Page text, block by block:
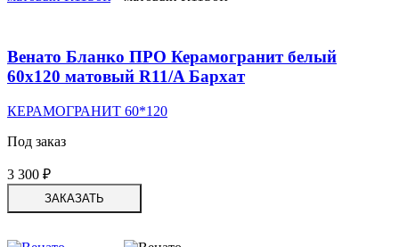
Венато Бланко ПРО Керамогранит белый
60х120 матовый R11/A Бархат
КЕРАМОГРАНИТ 60*120
Под заказ
3 300 ₽
ЗАКАЗАТЬ